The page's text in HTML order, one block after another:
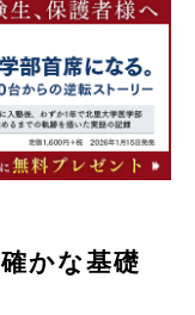
かな基礎